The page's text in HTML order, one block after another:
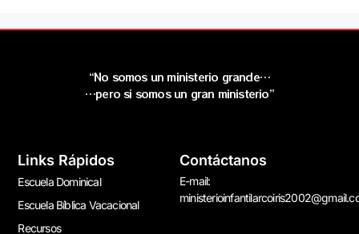
“No somos un ministerio grande…
…pero si somos un gran ministerio”
Links Rápidos
Escuela Dominical
Escuela Bíblica Vacacional
Recursos
Contáctanos
E-mail: